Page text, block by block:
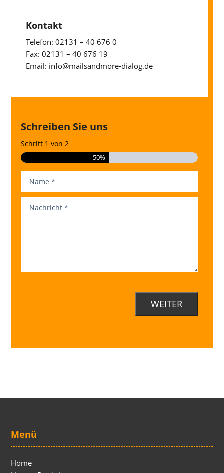
Kontakt
Telefon: 02131 – 40 676 0
Fax: 02131 – 40 676 19
Email: info@mailsandmore-dialog.de
Schreiben Sie uns
Schritt 1 von2
50%
Nachricht
Menü
Home